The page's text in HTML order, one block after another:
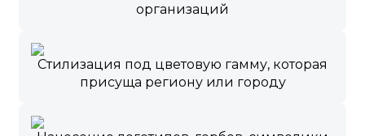
организаций
Стилизация под цветовую гамму, которая
присуща региону или городу